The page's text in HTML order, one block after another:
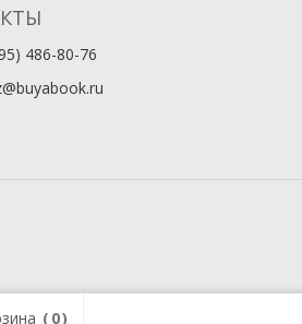
0
486-80-76